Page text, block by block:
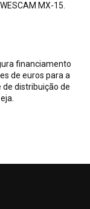
MX-15.
financiamento
de euros para a
distribuição de